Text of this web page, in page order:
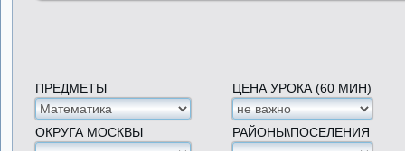
ПРЕДМЕТЫ ЦЕНА УРОКА (60 МИН)
ОКРУГА МОСКВЫ РАЙОНЫ\ПОСЕЛЕНИЯ